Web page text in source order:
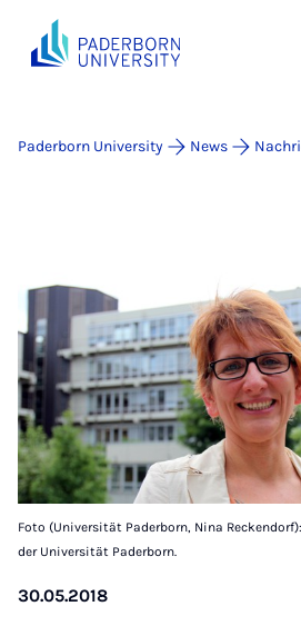
Paderborn University News
Foto (Universität Paderborn, Nina
der Universität Paderborn.
30.05.2018